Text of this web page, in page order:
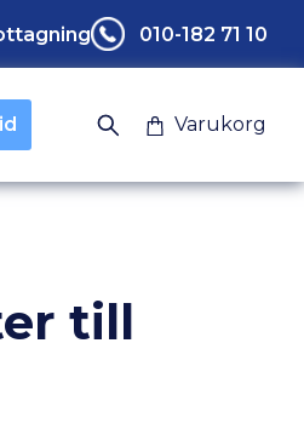
010-182 71 10
Varukorg
till